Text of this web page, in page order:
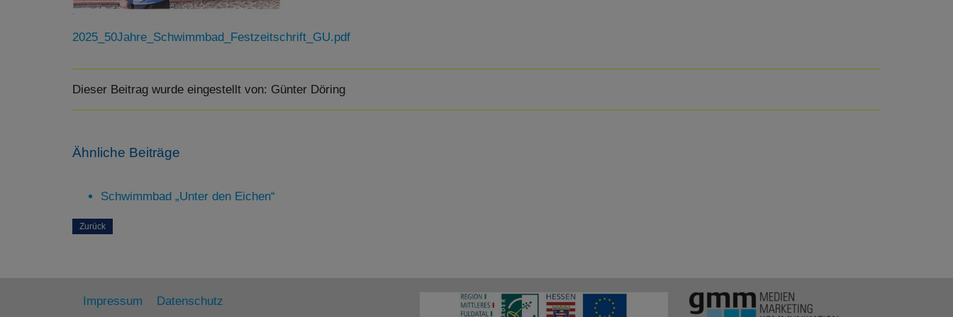
2025_50Jahre_Schwimmbad_Festzeitschrift_GU.pdf
Dieser Beitrag wurde eingestellt von: Günter Döring
Ähnliche Beiträge
Schwimmbad „Unter den Eichen“
Zurück
Impressum Datenschutz